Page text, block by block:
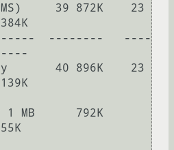
39 872K    23
--------   ----
40 896K    23
1 MB      792K